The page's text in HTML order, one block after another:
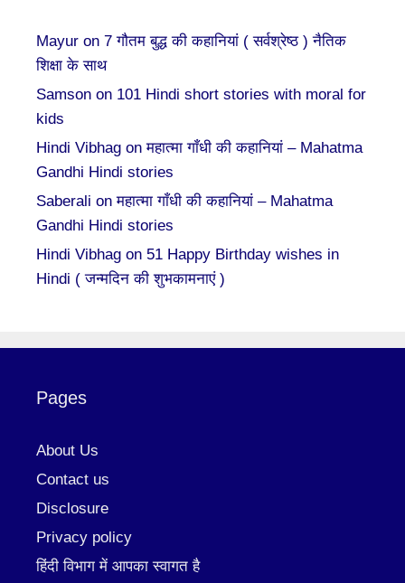
Mayur on 7 गौतम बुद्ध की कहानियां ( सर्वश्रेष्ठ ) नैतिक
शिक्षा के साथ
Samson on 101 Hindi short stories with moral for
kids
Hindi Vibhag onमहात्मा गाँधी की कहानियां – Mahatma
Gandhi Hindi stories
Saberali onमहात्मा गाँधी की कहानियां – Mahatma
Gandhi Hindi stories
Hindi Vibhag on 51 Happy Birthday wishes in
Hindi ( जन्मदिन की शुभकामनाएं )
Pages
About Us
Contact us
Disclosure
Privacy policy
हिंदी विभाग में आपका स्वागत है